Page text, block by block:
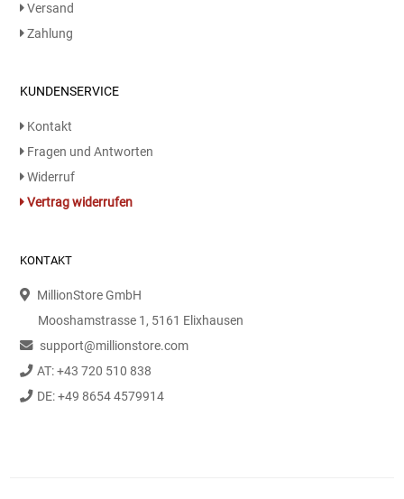
Isotonische / Energy / Eiskaffee
Kakao
Karaffen / Krüge
Kartoffelprodukte
Kau-/ Fruchtgummi/ Kindersüßware
Kerzen / Anzündhilfen
Versand
Zahlung
KUNDENSERVICE
Kontakt
Fragen und Antworten
Widerruf
Vertrag widerrufen
KONTAKT
MillionStore GmbH
Mooshamstrasse 1, 5161 Elixhausen
support@millionstore.com
AT: +43 720 510 838
DE: +49 8654 4579914